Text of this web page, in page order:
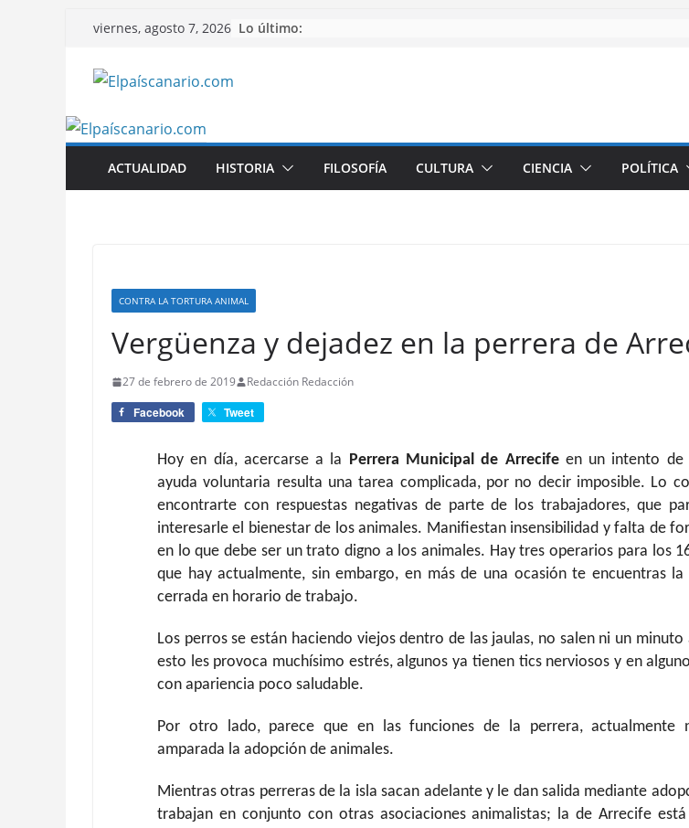
Saltar
contenido
viernes, agosto 7, 2026 Lo último:
ACTUALIDAD HISTORIA FILOSOFÍA CULTURA CIENCIA POLÍTICA
CONTRA LA TORTURA ANIMAL
Vergüenza y dejadez en la perrera de
27 de febrero de 2019 Redacción Redacción
Facebook Tweet
Hoy en día, acercarse a la Perrera Municipal de Arrecifeen un intento de
ayuda voluntaria resulta una tarea complicada, por no decir imposible. Lo
encontrarte con respuestas negativas de parte de los trabajadores, que
interesarle el bienestar de los animales. Manifiestan insensibilidad y falta de
en lo que debe ser un trato digno a los animales. Hay tres operarios para los
que hay actualmente, sin embargo, en más de una ocasión te encuentras la
cerrada en horario de trabajo.
Los perros se están haciendo viejos dentro de las jaulas, no salen ni un minuto
esto les provoca muchísimo estrés, algunos ya tienen tics nerviosos y en
con apariencia poco saludable.
Por otro lado, parece que en las funciones de la perrera, actualmente
amparada la adopción de animales.
Mientras otras perreras de la isla sacan adelante y le dan salida mediante
trabajan en conjunto con otras asociaciones animalistas; la de Arrecife está